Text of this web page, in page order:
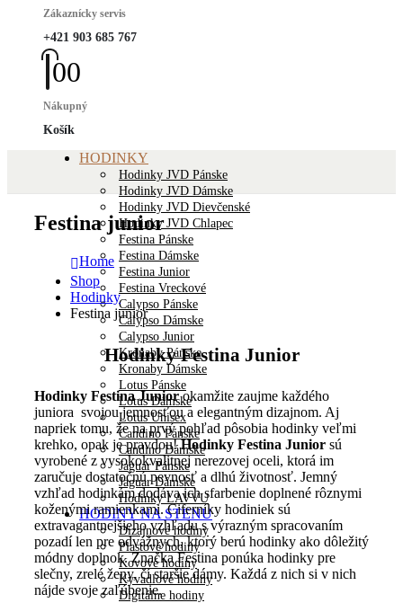
Zákaznícky servis
+421 903 685 767
00
Nákupný
Košík
HODINKY
Hodinky JVD Pánske
Hodinky JVD Dámske
Hodinky JVD Dievčenské
Hodinky JVD Chlapec
Festina Pánske
Festina Dámske
Festina Junior
Festina Vreckové
Calypso Pánske
Calypso Dámske
Calypso Junior
Kronaby Pánske
Kronaby Dámske
Lotus Pánske
Lotus Dámske
Lotus Unisex
Candino Pánske
Candino Dámske
Jaguar Pánske
Jaguar Dámske
Hodinky LAVVU
HODINY NA STENU
Dizajnové hodiny
Plastové hodiny
Kovové hodiny
Kyvadlové hodiny
Digitálne hodiny
Festina junior
Home
Shop
Hodinky
Festina junior
Hodinky Festina Junior
Hodinky Festina Juniorokamžite zaujme každého
juniora svojou jemnosťou a elegantným dizajnom. Aj
napriek tomu, že na prvý pohľad pôsobia hodinky veľmi
krehko, opak je pravdou!Hodinky Festina Junior sú
vyrobené z vysokokvalitnej nerezovej oceli, ktorá im
zaručuje dostatočnú pevnosť a dlhú životnosť. Jemný
vzhľad hodinkám dodáva ich sfarbenie doplnené rôznymi
koženými ramienkami. Ciferníky hodiniek sú
extravagantnejšieho vzhľadu s výrazným spracovaním
pozadí len pre odvážnych, ktorý berú hodinky ako dôležitý
módny doplnok. Značka Festina ponúka hodinky pre
slečny, zrelé ženy, čí staršie dámy. Každá z nich si v nich
nájde svoje zaľúbenie.